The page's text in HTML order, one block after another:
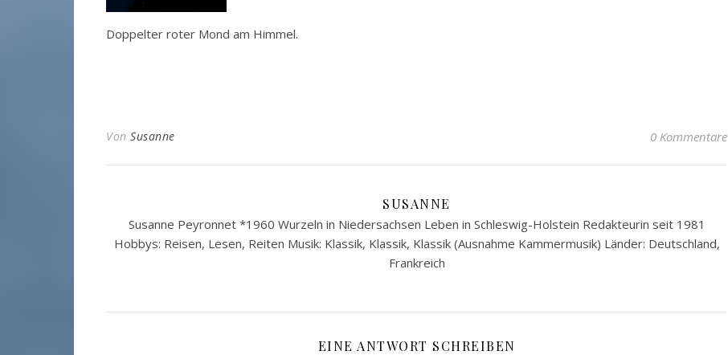
Doppelter roter Mond am Himmel.
Von Susanne 0 Kommentare
SUSANNE
Susanne Peyronnet *1960 Wurzeln in Niedersachsen Leben in Schleswig-Holstein Redakteurin seit 1981
Hobbys: Reisen, Lesen, Reiten Musik: Klassik, Klassik, Klassik (Ausnahme Kammermusik) Länder: Deutschland,
Frankreich
EINE ANTWORT SCHREIBEN